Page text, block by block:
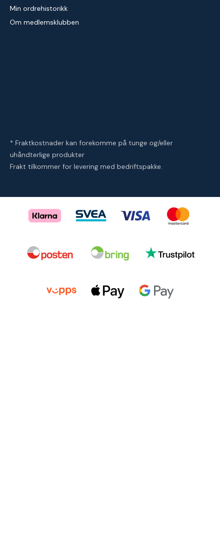
Min ordrehistorikk
Om medlemsklubben
* Fraktkostnader kan forekomme på tunge og/eller
uhåndterlige produkter
Frakt tilkommer for levering med bedriftspakke.